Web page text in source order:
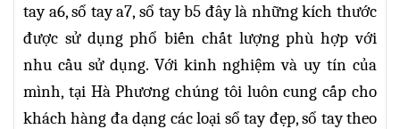
tay a6, sổ tay a7, sổ tay b5 đây là những kích thước
được sử dụng phổ biến chất lượng phù hợp với
nhu cầu sử dụng. Với kinh nghiệm và uy tín của
mình, tại Hà Phương chúng tôi luôn cung cấp cho
khách hàng đa dạng các loại sổ tay đẹp, sổ tay theo